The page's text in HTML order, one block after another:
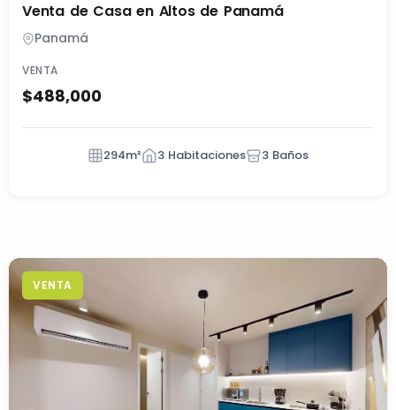
Venta de Casa en Altos de Panamá
Panamá
VENTA
$488,000
294m² 3 Habitaciones 3 Baños
VENTA